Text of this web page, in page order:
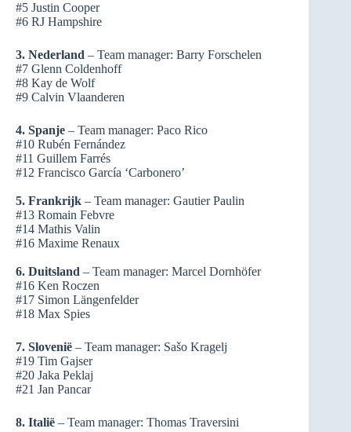
#5 Justin Cooper
#6 RJ Hampshire
3. Nederland – Team manager: Barry Forschelen
#7 Glenn Coldenhoff
#8 Kay de Wolf
#9 Calvin Vlaanderen
4. Spanje – Team manager: Paco Rico
#10 Rubén Fernández
#11 Guillem Farrés
#12 Francisco García ‘Carbonero’
5. Frankrijk – Team manager: Gautier Paulin
#13 Romain Febvre
#14 Mathis Valin
#16 Maxime Renaux
6. Duitsland – Team manager: Marcel Dornhöfer
#16 Ken Roczen
#17 Simon Längenfelder
#18 Max Spies
7. Slovenië – Team manager: Sašo Kragelj
#19 Tim Gajser
#20 Jaka Peklaj
#21 Jan Pancar
8. Italië – Team manager: Thomas Traversini